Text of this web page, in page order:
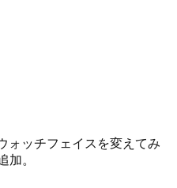
ォッチフェイスを変えてみ
加。